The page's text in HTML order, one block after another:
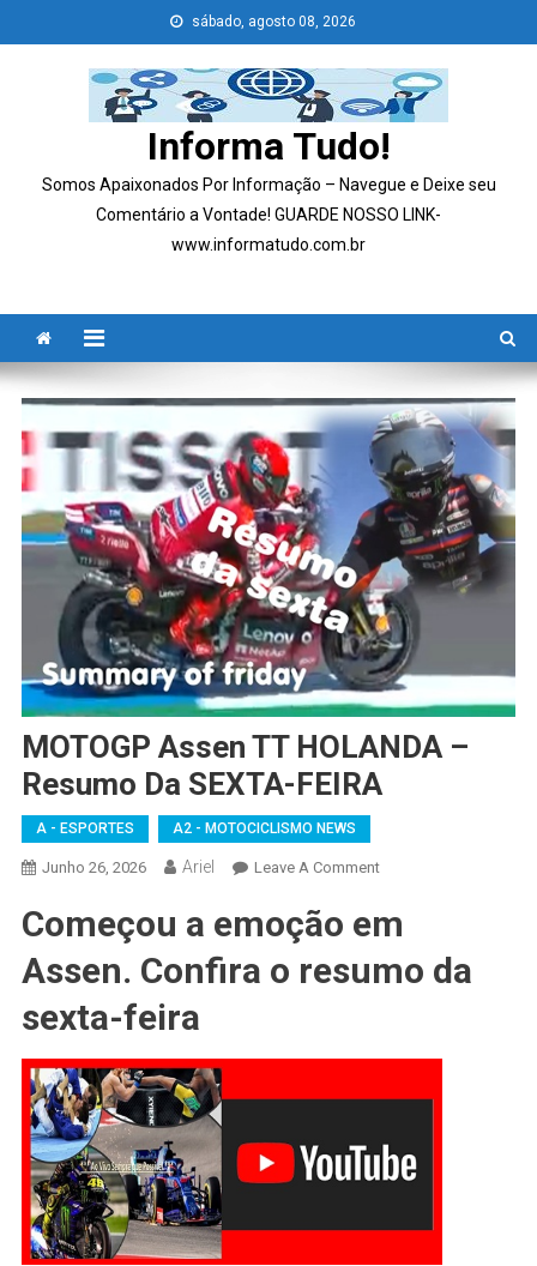
to
sábado, agosto 08, 2026
Informa Tudo!
Somos Apaixonados Por Informação – Navegue e Deixe seu
Comentário a Vontade! GUARDE NOSSO LINK-
www.informatudo.com.br
MOTOGP Assen TT HOLANDA –
Resumo Da SEXTA-FEIRA
A - ESPORTES A2 - MOTOCICLISMO NEWS
Junho 26, 2026 Ariel Leave A CommentOn
Assen
HOLANDA
Da
Começou a emoção em
Assen. Confira o resumo da
sexta-feira